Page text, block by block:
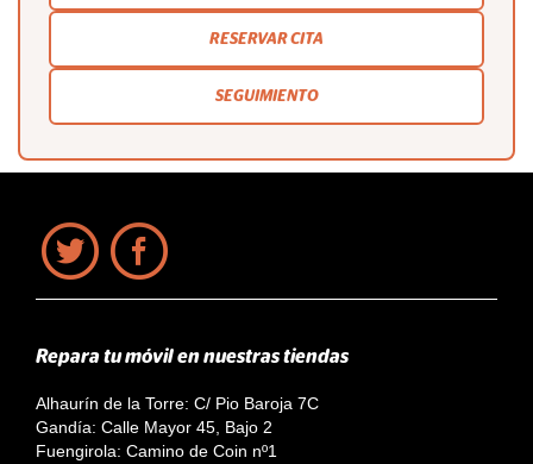
RESERVAR CITA
SEGUIMIENTO
Repara tu móvil en nuestras tiendas
Alhaurín de la Torre: C/ Pio Baroja 7C
Gandía: Calle Mayor 45, Bajo 2
Fuengirola: Camino de Coin nº1